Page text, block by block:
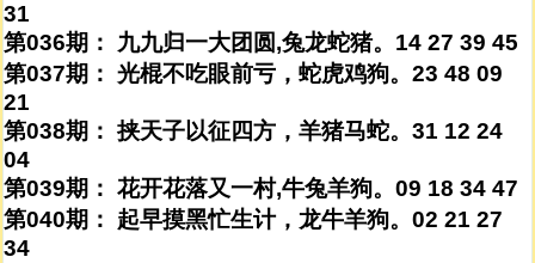
31
第036期： 九九归一大团圆,兔龙蛇猪。14 27 39 45
第037期： 光棍不吃眼前亏，蛇虎鸡狗。23 48 09
21
第038期： 挟天子以征四方，羊猪马蛇。31 12 24
04
第039期： 花开花落又一村,牛兔羊狗。09 18 34 47
第040期： 起早摸黑忙生计，龙牛羊狗。02 21 27
34